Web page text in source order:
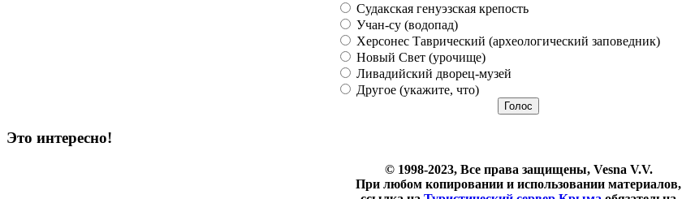
Судакская генуэзская крепость
Учан-су (водопад)
Херсонес Таврический (археологический заповедник)
Новый Свет (урочище)
Ливадийский дворец-музей
Другое (укажите, что)
Это интересно!
© 1998-2023, Все права защищены, Vesna V.V.
При любом копировании и использовании материалов,